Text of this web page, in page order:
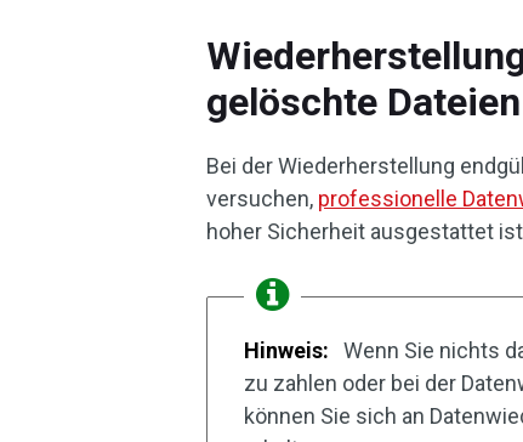
gelöschte Dateien
Bei der Wiederherstellung
versuchen, professionelle
hoher Sicherheit ausgestattet
Hinweis:
Wenn Sie nichts
zu zahlen oder bei der
können Sie sich an